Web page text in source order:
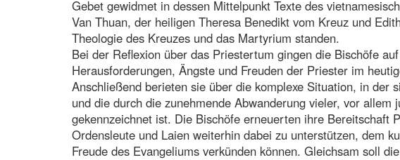
Gebet gewidmet in dessen Mittelpunkt Texte des
Van Thuan, der heiligen Theresa Benedikt vom Kreuz und
Theologie des Kreuzes und das Martyrium standen.
Bei der Reflexion über das Priestertum gingen die Bischöfe
Herausforderungen, Ängste und Freuden der Priester im
Anschließend berieten sie über die komplexe Situation, in der
und die durch die zunehmende Abwanderung vieler, vor allem
gekennzeichnet ist. Die Bischöfe erneuerten ihre Bereitschaft
Ordensleute und Laien weiterhin dabei zu unterstützen, dem
Freude des Evangeliums verkünden können. Gleichsam soll